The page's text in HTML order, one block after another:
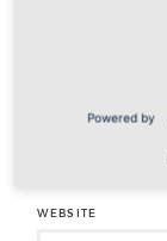
E-MAIL-ADRESSE
WEBSITE
Powered by